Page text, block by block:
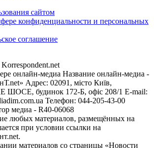
сайтом
конфиденциальности и персональных
соглашение
онлайн-медиа Название онлайн-медиа -
Адрес: 02091, місто Київ,
будинок 172-Б, офіс 208/1 E-mail:
Телефон: 044-205-43-00
медиа - R40-06068
любых материалов, размещённых на
при условии ссылки на
материалов со страницы «Новости